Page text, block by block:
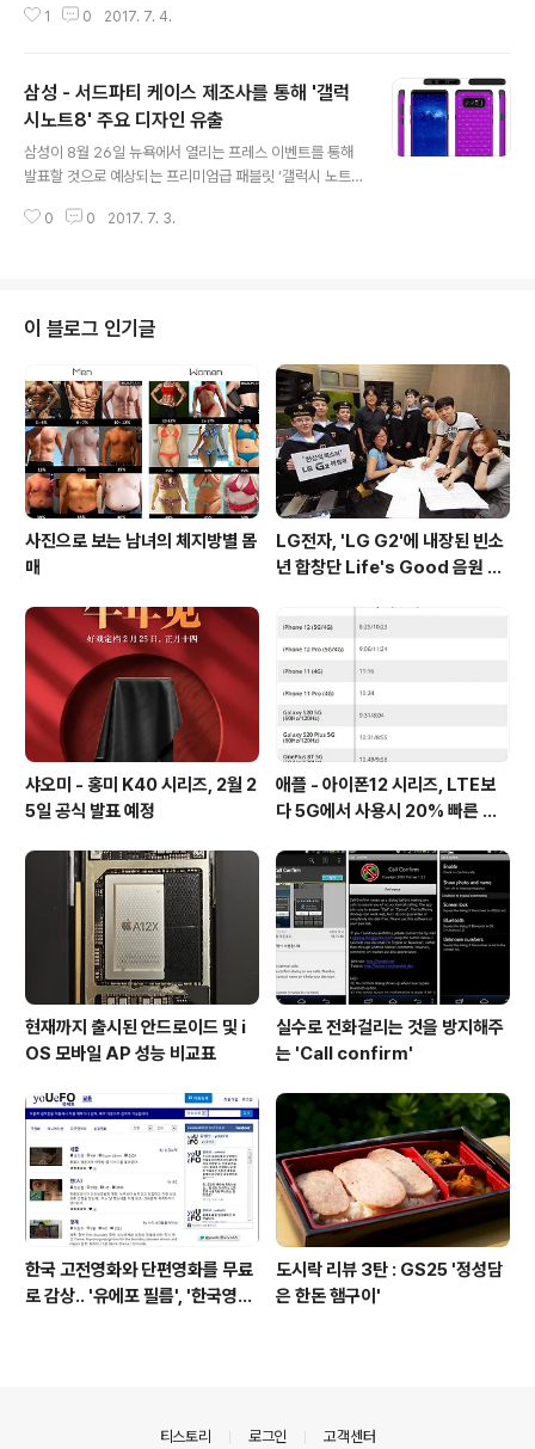
5.3인치 인피니트 디스플레이를 사용하며, 18.5:9 비율을
폭 하락시킨 모델인 반면, 갤럭시 S8 미니는 스냅드래곤 8
21 쿼드코어 프로세서, 4GB RAM, 32GB ROM, 1200
만 화소 듀얼픽셀 카메라, 홍채인식, 삼성페이 기능등 스펙
면에서도 뛰어난 것이 특징이며, 국내에 출시된 이후 글로
다만, 베젤은 갤럭시 S8 보다 얇지는 않을 것으로 추정되
1 0 2017. 7. 4.
삼성 - 서드파티 케이스 제조사를 통해 '갤럭
시노트8' 주요 디자인 유출
삼성이 8월 26일 뉴욕에서 열리는 프레스 이벤트를 통해
발표할 것으로 예상되는 프리미엄급 패블릿 ‘갤럭시 노트8
조사를 통해 유출되었습니다. 유출된 케이스 이미지를 통
이 특징입니다. 또한, 최근 알려진 것과 같이 디스플레이내
지문인식스캐너가 밝기 및 품질 이슈로 드랍되었기 때문에
지문인식스캐너의 위치가 갤럭시 S8과 같이 후면에 배치
된 것을 확인할 수 있습니다. * 가로 형태로 배치된 듀얼 카
메라와 심박/LED 플래시, 지문인식스캐너 순으로 배치되
어 있습니다. * ..
0 0 2017. 7. 3.
이 블로그 인기글
사진으로 보는 남녀의 체지방별 몸
매
LG전자, 'LG G2'에 내장된 빈소
년 합창단 Life's Good 음원 공
샤오미 - 홍미 K40 시리즈, 2월 2
5일 공식 발표 예정
애플 - 아이폰12 시리즈, LTE보
다 5G에서 사용시 20% 빠른 배
현재까지 출시된 안드로이드 및 i
OS 모바일 AP 성능 비교표
실수로 전화걸리는 것을 방지해주
는 'Call confirm'
한국 고전영화와 단편영화를 무료
로 감상.. '유에포 필름', '한국영상
도시락 리뷰 3탄 : GS25 '정성담
은 한돈 햄구이'
티스토리 로그인 고객센터